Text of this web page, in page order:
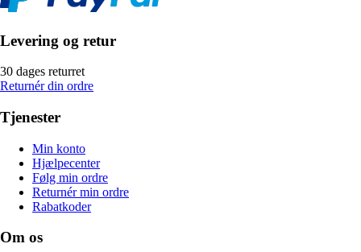
Levering og retur
30 dages returret
Returnér din ordre
Tjenester
Min konto
Hjælpecenter
Følg min ordre
Returnér min ordre
Rabatkoder
Om os